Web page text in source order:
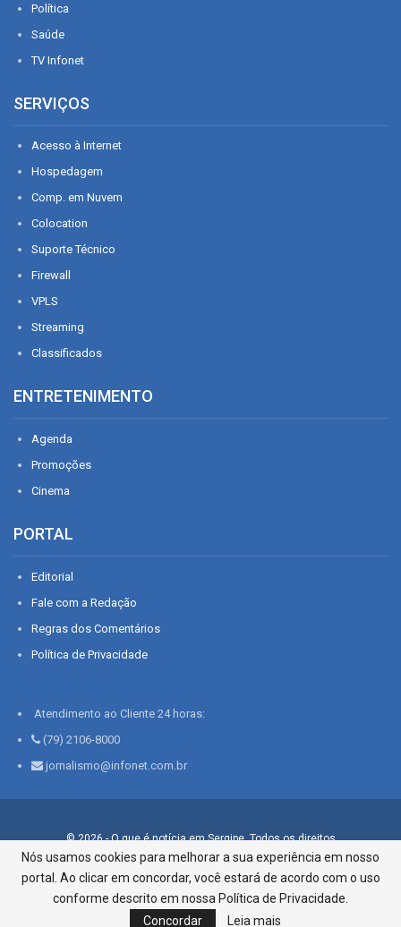
Política
Saúde
TV Infonet
SERVIÇOS
Acesso à Internet
Hospedagem
Comp. em Nuvem
Colocation
Suporte Técnico
Firewall
VPLS
Streaming
Classificados
ENTRETENIMENTO
Agenda
Promoções
Cinema
PORTAL
Editorial
Fale com a Redação
Regras dos Comentários
Política de Privacidade
Atendimento ao Cliente 24 horas:
(79) 2106-8000
jornalismo@infonet.com.br
© 2026 - O que é notícia em Sergipe. Todos os direitos
reservados.
Infonet - Rua Monsenhor Silveira 276, Bairro São José |
Aracaju-SE, CEP 49015-030, Fone: 79.2106.8000 - CI Centro de
Informações LTDA
Nós usamos cookies para melhorar a sua experiência em nosso
portal. Ao clicar em concordar, você estará de acordo com o uso
conforme descrito em nossa Política de Privacidade.
Concordar
Leia mais